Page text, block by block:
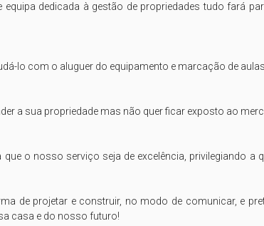
dedicada à gestão de propriedades tudo fará
lo com o aluguer do equipamento e marcação de aulas.
a sua propriedade mas não quer ficar exposto ao
o nosso serviço seja de excelência, privilegiando a
de projetar e construir, no modo de comunicar, e
casa e do nosso futuro!